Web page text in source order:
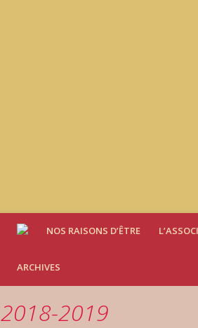
NOS RAISONS D’ÊTRE
ARCHIVES
2018-2019